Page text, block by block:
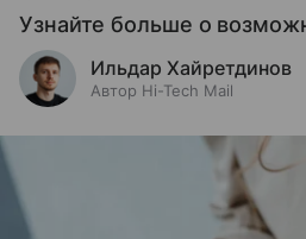
Узнайте больше о
Ильдар Хайретдинов
Автор Hi-Tech Mail